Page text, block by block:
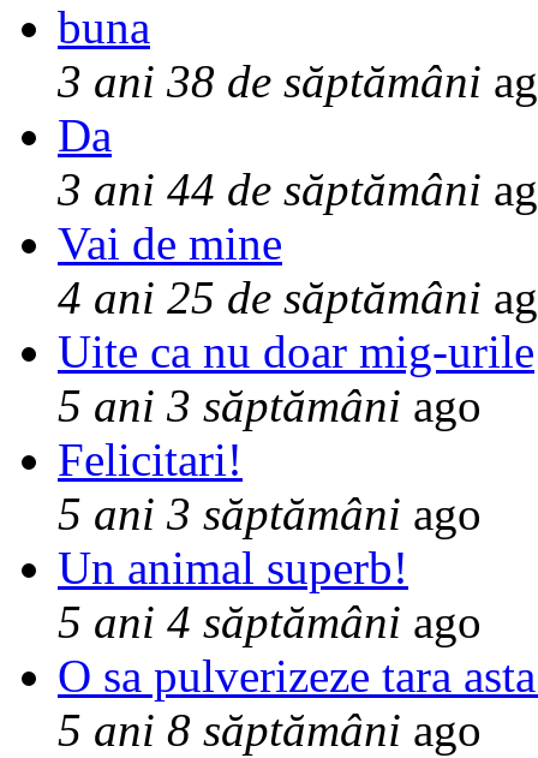
buna
3 ani 38 de săptămâni
Da
3 ani 44 de săptămâni
Vai de mine
4 ani 25 de săptămâni
Uite ca nu doar mig-urile
5 ani 3 săptămâni ago
Felicitari!
5 ani 3 săptămâni ago
Un animal superb!
5 ani 4 săptămâni ago
O sa pulverizeze tara
5 ani 8 săptămâni ago